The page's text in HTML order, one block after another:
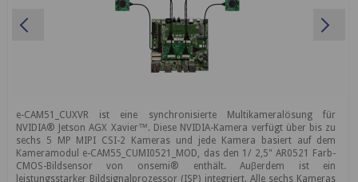
e-CAM51_CUXVR ist eine synchronisierte Multikameralösung für
NVIDIA® Jetson AGX Xavier™. Diese NVIDIA-Kamera verfügt über bis zu
sechs 5 MP MIPI CSI-2 Kameras und jede Kamera basiert auf dem
Kameramodul e-CAM55_CUMI0521_MOD, das den 1/ 2,5" AR0521 Farb-
CMOS-Bildsensor von onsemi® enthält. Auβerdem ist ein
leistungsstarker Bildsignalprozessor (ISP) integriert. Alle sechs Kameras